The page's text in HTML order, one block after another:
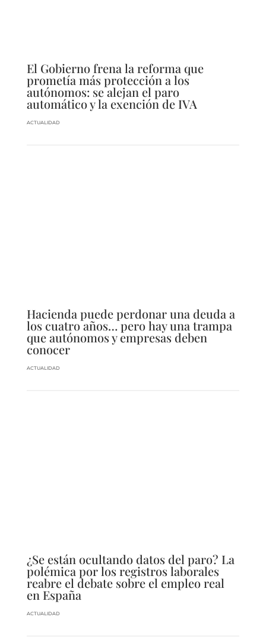
El Gobierno frena la reforma que
prometía más protección a los
autónomos: se alejan el paro
automático y la exención de IVA
ACTUALIDAD
Hacienda puede perdonar una deuda a
los cuatro años… pero hay una trampa
que autónomos y empresas deben
conocer
ACTUALIDAD
¿Se están ocultando datos del paro? La
polémica por los registros laborales
reabre el debate sobre el empleo real
en España
ACTUALIDAD